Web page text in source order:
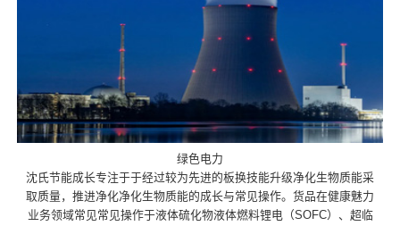
绿色电力
沈氏节能成长专注于于经过较为先进的板换技能升级净化生物质能采
取质量，推进净化净化生物质能的成长与常见操作。货品在健康魅力
业务领域常见常见操作于液体硫化物液体燃料锂电（SOFC）、超临